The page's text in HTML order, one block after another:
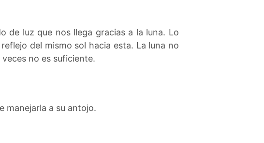
de luz que nos llega gracias a la luna. Lo
del mismo sol hacia esta. La luna no
no es suficiente.
manejarla a su antojo.